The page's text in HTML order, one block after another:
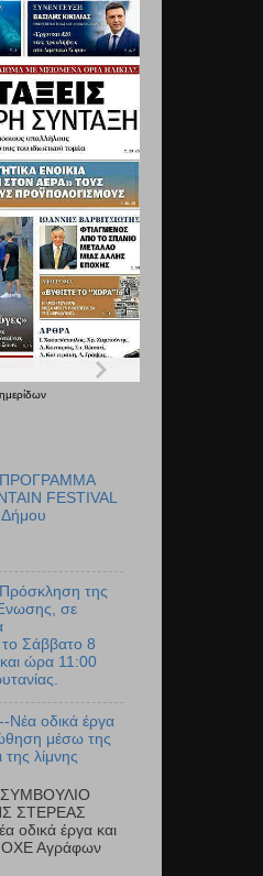
ΠΡΟΓΡΑΜΜΑ
FESTIVAL
της
σε
το Σάββατο 8
ώρα 11:00
Νέα οδικά έργα
μέσω της
λίμνης
ΣΤΕΡΕΑΣ
έργα και
ΟΧΕ Αγράφων